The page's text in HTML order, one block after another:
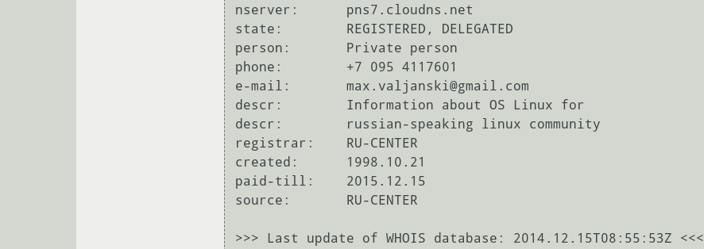
nserver:      pns7.cloudns.net
state:        REGISTERED, DELEGATED
person:       Private person
phone:        +7 095 4117601
e-mail:       max.valjanski@gmail.com
descr:        Information about OS Linux for
descr:        russian-speaking linux community
registrar:    RU-CENTER
created:      1998.10.21
paid-till:    2015.12.15
source:       RU-CENTER
>>> Last update of WHOIS database: 2014.12.15T08:55:53Z <<<